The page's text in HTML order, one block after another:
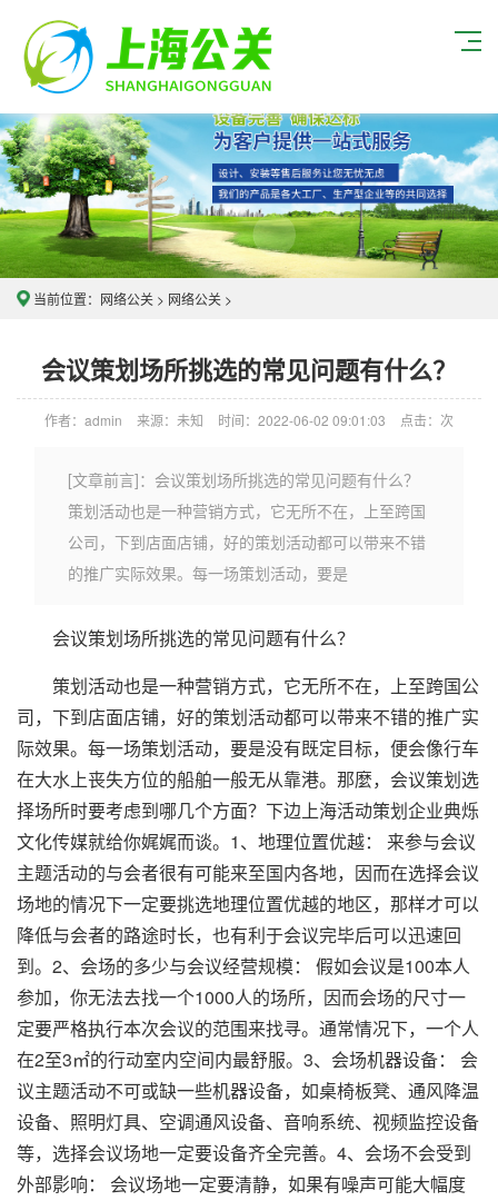
当前位置： 网络公关 > 网络公关 >
会议策划场所挑选的常见问题有什么？
作者：admin 来源：未知 时间：2022-06-02 09:01:03 点击： 次
[文章前言]：会议策划场所挑选的常见问题有什么？
策划活动也是一种营销方式，它无所不在，上至跨国
公司，下到店面店铺，好的策划活动都可以带来不错
的推广实际效果。每一场策划活动，要是
会议策划场所挑选的常见问题有什么？
策划活动也是一种营销方式，它无所不在，上至跨国公
司，下到店面店铺，好的策划活动都可以带来不错的推广实
际效果。每一场策划活动，要是没有既定目标，便会像行车
在大水上丧失方位的船舶一般无从靠港。那麼，会议策划选
择场所时要考虑到哪几个方面？下边上海活动策划企业典烁
文化传媒就给你娓娓而谈。1、地理位置优越： 来参与会议
主题活动的与会者很有可能来至国内各地，因而在选择会议
场地的情况下一定要挑选地理位置优越的地区，那样才可以
降低与会者的路途时长，也有利于会议完毕后可以迅速回
到。2、会场的多少与会议经营规模： 假如会议是100本人
参加，你无法去找一个1000人的场所，因而会场的尺寸一
定要严格执行本次会议的范围来找寻。通常情况下，一个人
在2至3㎡的行动室内空间内最舒服。3、会场机器设备： 会
议主题活动不可或缺一些机器设备，如桌椅板凳、通风降温
设备、照明灯具、空调通风设备、音响系统、视频监控设备
等，选择会议场地一定要设备齐全完善。4、会场不会受到
外部影响： 会议场地一定要清静，如果有噪声可能大幅度